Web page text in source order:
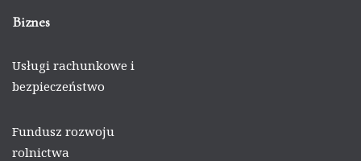
Biznes
Usługi rachunkowe i
bezpieczeństwo
Fundusz rozwoju
rolnictwa